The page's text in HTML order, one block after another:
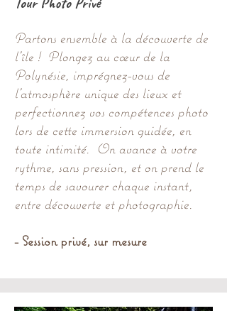
Partons ensemble à la découverte de
l’île ! Plongez au cœur de la
Polynésie, imprégnez-vous de
l’atmosphère unique des lieux et
perfectionnez vos compétences photo
lors de cette immersion guidée, en
toute intimité. On avance à votre
rythme, sans pression, et on prend le
temps de savourer chaque instant,
entre découverte et photographie.
- Session privé, sur mesure